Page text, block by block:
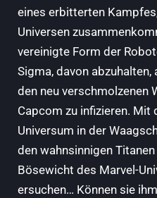
eines erbitterten
Universen
vereinigte Form der
Sigma, davon
den neu verschmolzenen
Capcom zu infizieren. Mit
Universum in der
den wahnsinnigen
Bösewicht des Marvel-
ersuchen… Können sie